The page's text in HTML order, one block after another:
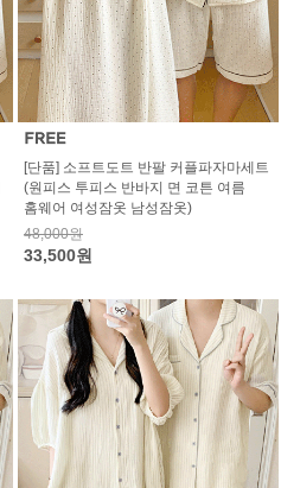
[단품] 소프트도트 반팔 커플파자마세트
(원피스 투피스 반바지 면 코튼 여름
홈웨어 여성잠옷 남성잠옷)
48,000원
33,500원